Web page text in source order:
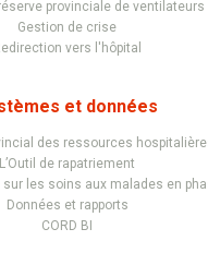
provinciale de ventilateurs
Gestion de crise
vers l'hôpital
et données
des ressources
L’Outil de rapatriement
sur les soins aux malades en
Données et rapports
CORD BI